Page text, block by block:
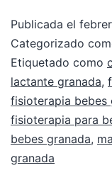
Publicada el
Categorizado
Etiquetado como
lactante granada,
fisioterapia bebes
fisioterapia para
bebes granada,
granada